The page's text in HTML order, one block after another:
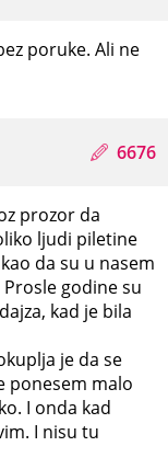
poruke. Ali ne
6676
prozor da
ljudi piletine
da su u nasem
godine su
kad je bila
je da se
ponesem malo
I onda kad
I nisu tu